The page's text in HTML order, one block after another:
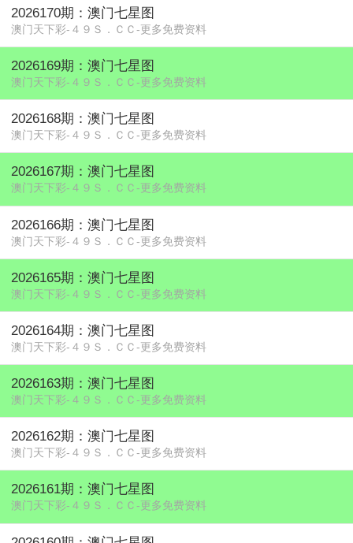
2026170期：澳门七星图
澳门天下彩-４９Ｓ．ＣＣ-更多免费资料
2026169期：澳门七星图
澳门天下彩-４９Ｓ．ＣＣ-更多免费资料
2026168期：澳门七星图
澳门天下彩-４９Ｓ．ＣＣ-更多免费资料
2026167期：澳门七星图
澳门天下彩-４９Ｓ．ＣＣ-更多免费资料
2026166期：澳门七星图
澳门天下彩-４９Ｓ．ＣＣ-更多免费资料
2026165期：澳门七星图
澳门天下彩-４９Ｓ．ＣＣ-更多免费资料
2026164期：澳门七星图
澳门天下彩-４９Ｓ．ＣＣ-更多免费资料
2026163期：澳门七星图
澳门天下彩-４９Ｓ．ＣＣ-更多免费资料
2026162期：澳门七星图
澳门天下彩-４９Ｓ．ＣＣ-更多免费资料
2026161期：澳门七星图
澳门天下彩-４９Ｓ．ＣＣ-更多免费资料